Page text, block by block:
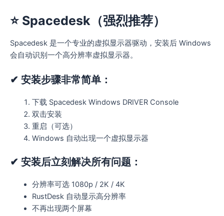
⭐ Spacedesk（强烈推荐）
Spacedesk 是一个专业的虚拟显示器驱动，安装后 Windows
会自动识别一个高分辨率虚拟显示器。
✔ 安装步骤非常简单：
下载 Spacedesk Windows DRIVER Console
双击安装
重启（可选）
Windows 自动出现一个虚拟显示器
✔ 安装后立刻解决所有问题：
分辨率可选 1080p / 2K / 4K
RustDesk 自动显示高分辨率
不再出现两个屏幕